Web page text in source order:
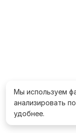
Мы используем
анализировать
удобнее.